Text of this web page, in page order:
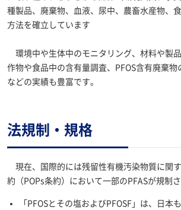
種製品、廃棄物、血液、尿中、農畜水産物、
方法を確立しています
環境中や生体中のモニタリング、材料や製
作物や食品中の含有量調査、PFOS含有廃棄物
などの実績も豊富です。
法規制・規格
現在、国際的には残留性有機汚染物質に関
約（POPs条約）において一部のPFASが規制さ
「PFOSとその塩およびPFOSF」は、日本